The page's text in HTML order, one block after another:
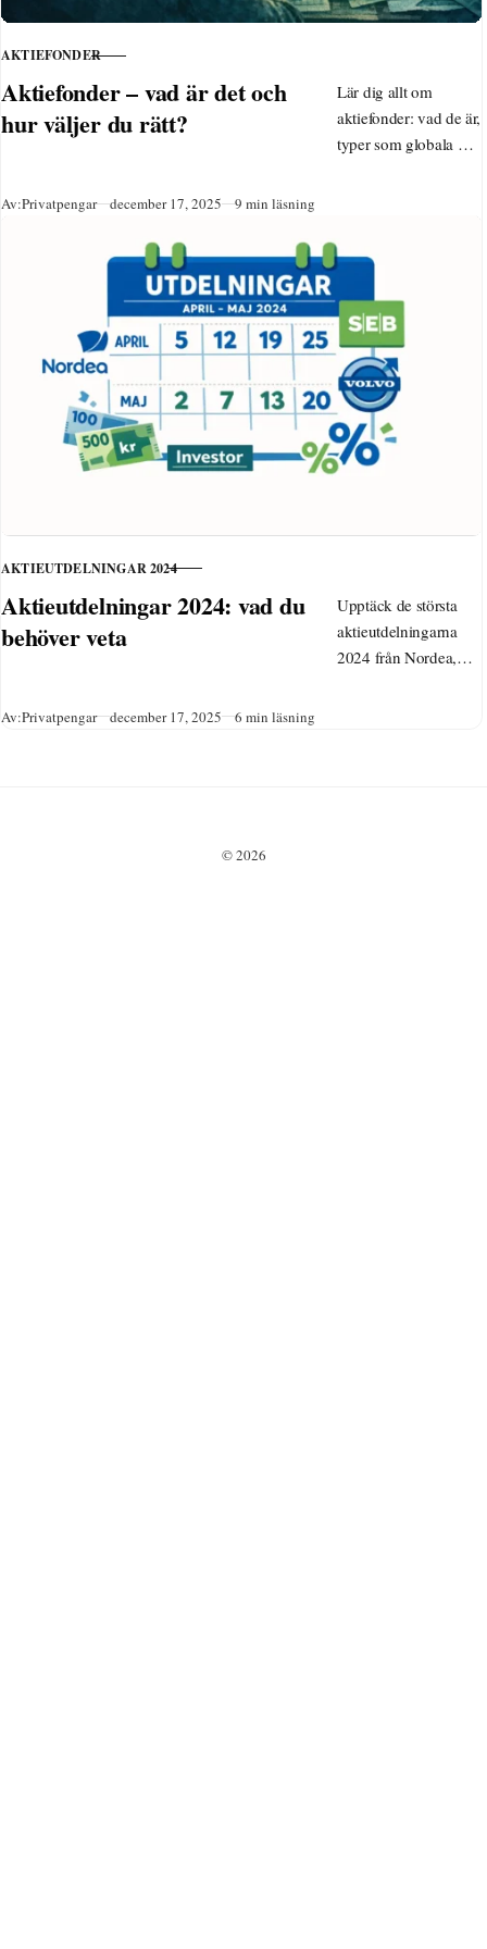
KATEGORI
AKTIEFONDER
Aktiefonder – vad är det och
hur väljer du rätt?
Lär dig allt om
aktiefonder: vad de är,
typer som globala och
Välj bra aktiefonder
långsiktigt sparande
2025.
Av:Privatpengar Publicerad
december 17, 2025 9 min läsning
KATEGORI
AKTIEUTDELNINGAR 2024
Aktieutdelningar 2024: vad du
behöver veta
Upptäck de största
aktieutdelningarna
2024 från Nordea,
Av:Privatpengar Publicerad
december 17, 2025 6 min läsning
© 2026